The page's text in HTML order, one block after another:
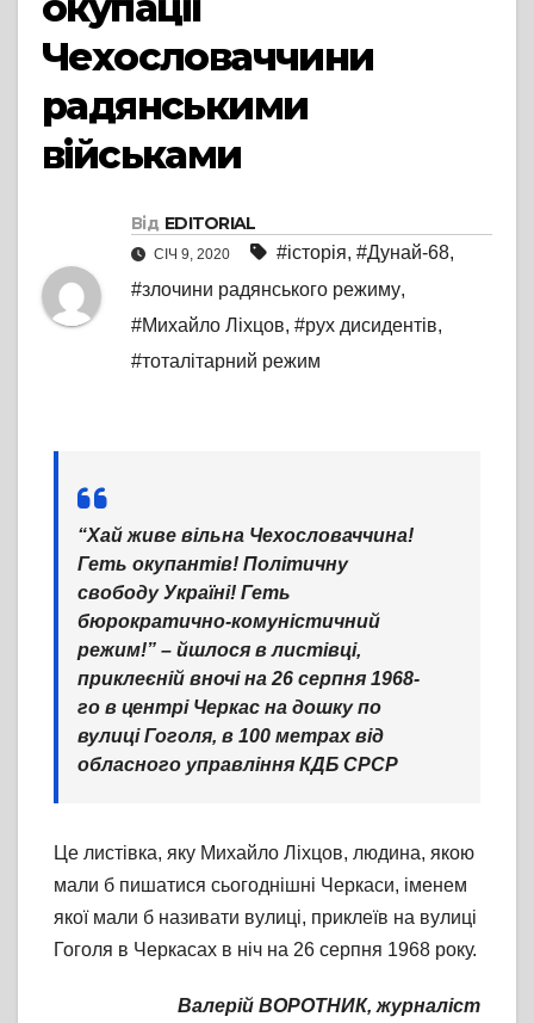
Чехословаччини
радянськими
військами
Від EDITORIAL
СІЧ 9, 2020 #історія, #Дунай-68,
#злочини радянського режиму,
#Михайло Ліхцов, #рух дисидентів,
#тоталітарний режим
“Хай живе вільна Чехословаччина!
Геть окупантів! Політичну
свободу Україні! Геть
бюрократично-комуністичний
режим!” – йшлося в листівці,
приклеєній вночі на 26 серпня 1968-
го в центрі Черкас на дошку по
вулиці Гоголя, в 100 метрах від
обласного управління КДБ СРСР
Це листівка, яку Михайло Ліхцов, людина, якою
мали б пишатися сьогоднішні Черкаси, іменем
якої мали б називати вулиці, приклеїв на вулиці
Гоголя в Черкасах в ніч на 26 серпня 1968 року.
Валерій ВОРОТНИК, журналіст